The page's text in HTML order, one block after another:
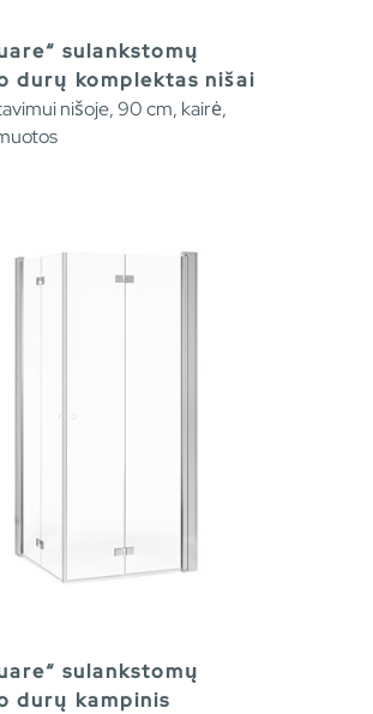
sulankstomų
durų komplektas nišai
nišoje, 90 cm, kairė,
sulankstomų
durų kampinis